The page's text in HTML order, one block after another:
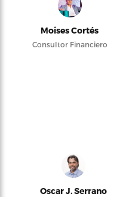
Moises Cortés
Consultor Financiero
Oscar J. Serrano